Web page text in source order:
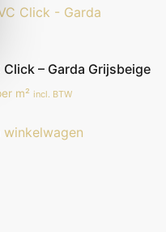
Click – Garda Grijsbeige
m² incl. BTW
winkelwagen